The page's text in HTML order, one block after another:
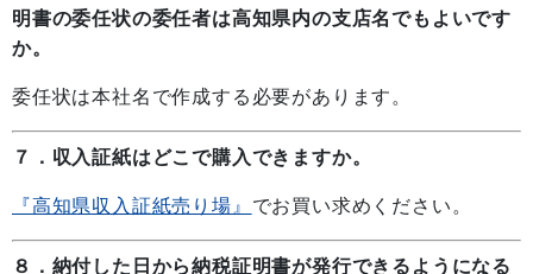
明書の委任状の委任者は高知県内の支店名でもよいです
か。
委任状は本社名で作成する必要があります。
７．収入証紙はどこで購入できますか。
『高知県収入証紙売り場』 でお買い求めください。
８．納付した日から納税証明書が発行できるようになる